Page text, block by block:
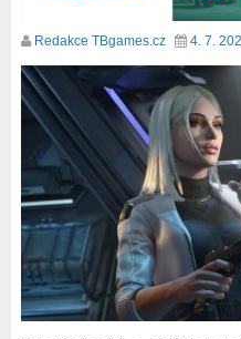
Redakce TBgames.cz 4. 7.